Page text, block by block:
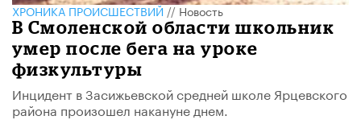
ХРОНИКА ПРОИСШЕСТВИЙ//Новость
В Смоленской области школьник
умер после бега на уроке
физкультуры
Инцидент в Засижьевской средней школе Ярцевского
района произошел накануне днем.